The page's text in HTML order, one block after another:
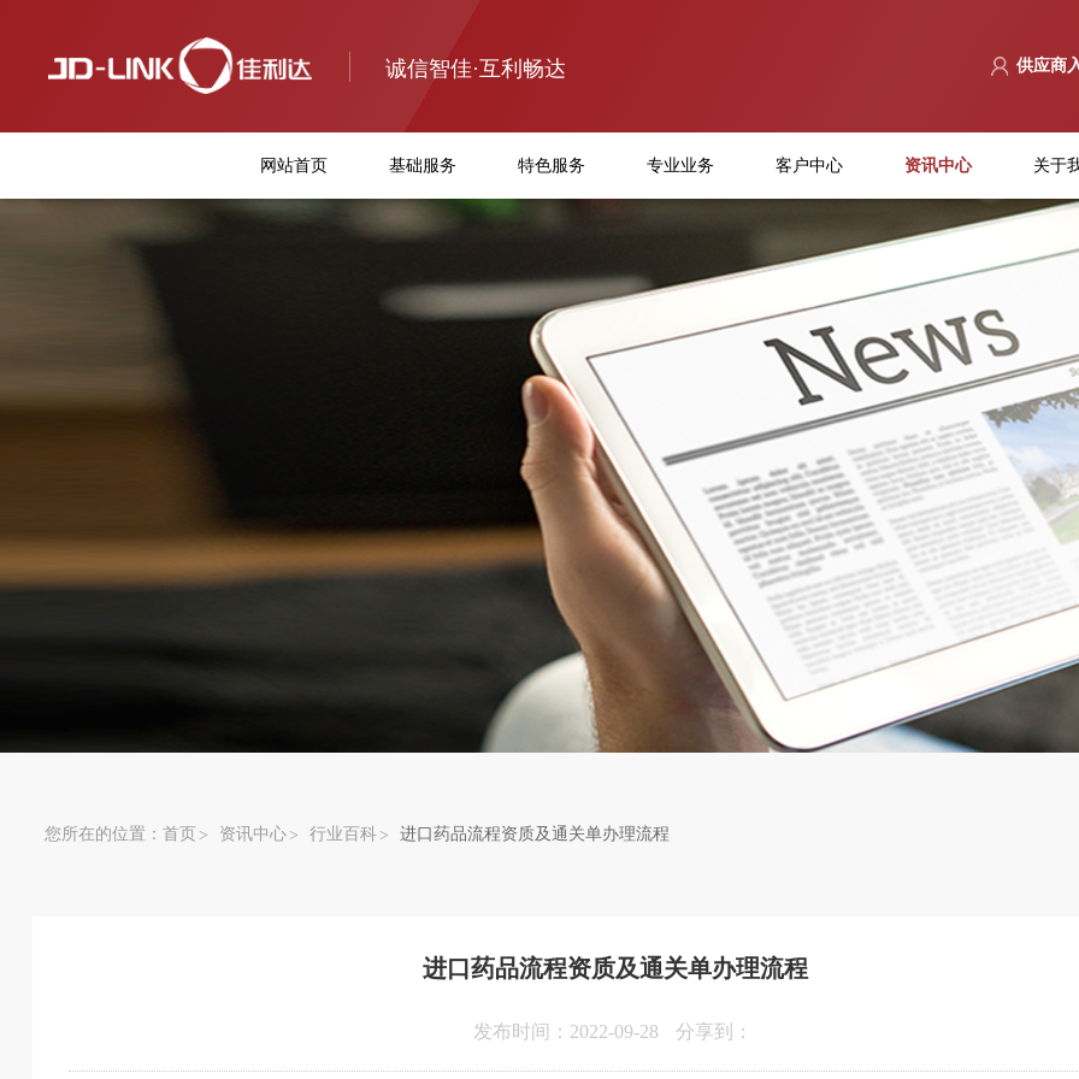
诚信智佳·互利畅达 供应商
网站首页 基础服务 特色服务 专业业务 客户中心 资讯中心 关于
您所在的位置： 首页 资讯中心 行业百科 进口药品流程资质及通关单办理流程
进口药品流程资质及通关单办理流程
发布时间：2022-09-28 分享到：